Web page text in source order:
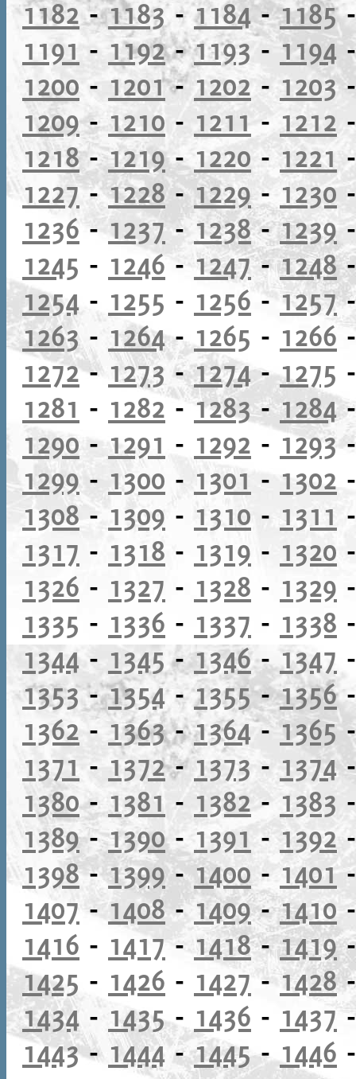
1182-1183-1184-1185
1191 - 1192-1193-1194
1200 - 1201-1202- 1203
1209-1210 - 1211- 1212
1218-1219-1220- 1221
1227-1228-1229- 1230
1236-1237- 1238-1239
1245 - 1246-1247-1248
1254 - 1255 - 1256 -1257
1263- 1264- 1265 - 1266
1272- 1273-1274-1275
1281 - 1282-1283-1284
1290- 1291 - 1292 - 1293
1299- 1300 - 1301 - 1302
1308- 1309 - 1310 - 1311
1317 - 1318 - 1319 - 1320
1326 - 1327 - 1328 - 1329
1335 - 1336 - 1337 - 1338
1344 - 1345 -1346-1347
1353-1354-1355-1356
1362 - 1363-1364-1365
1371 - 1372-1373- 1374
1380- 1381 - 1382 - 1383
1389-1390-1391 -1392
1398-1399-1400 -1401
1407 - 1408-1409-1410
1416 - 1417-1418-1419
1425 - 1426 - 1427-1428
1434 - 1435- 1436 - 1437
1443- 1444-1445- 1446